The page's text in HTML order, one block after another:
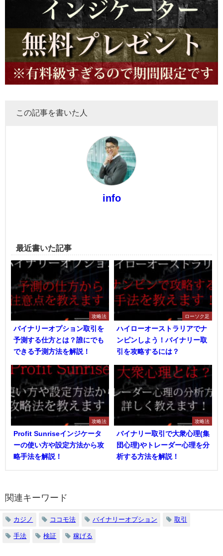
この記事を書いた人
info
最近書いた記事
攻略法
バイナリーオプション取引を
予測する仕方とは？誰にでも
できる予測方法を解説！
ローソク足
ハイローオーストラリアでナ
ンピンしよう！バイナリー取
引を攻略するには？
攻略法
Profit Sunriseインジケータ
ーの使い方や設定方法から攻
略手法を解説！
攻略法
バイナリー取引で大衆心理(集
団心理)やトレーダー心理を分
析する方法を解説！
関連キーワード
カジノ ココモ法 バイナリーオプション 取引
手法 検証 稼げる